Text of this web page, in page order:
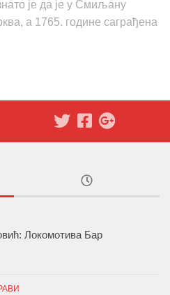
је да је у Смиљану
а 1765. године саграђена
Локомотива Бар